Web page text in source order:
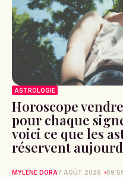
ASTROLOGIE
Horoscope
pour chaque
voici ce que les
réservent
MYLÈNE DORA7 AOÛT 2026